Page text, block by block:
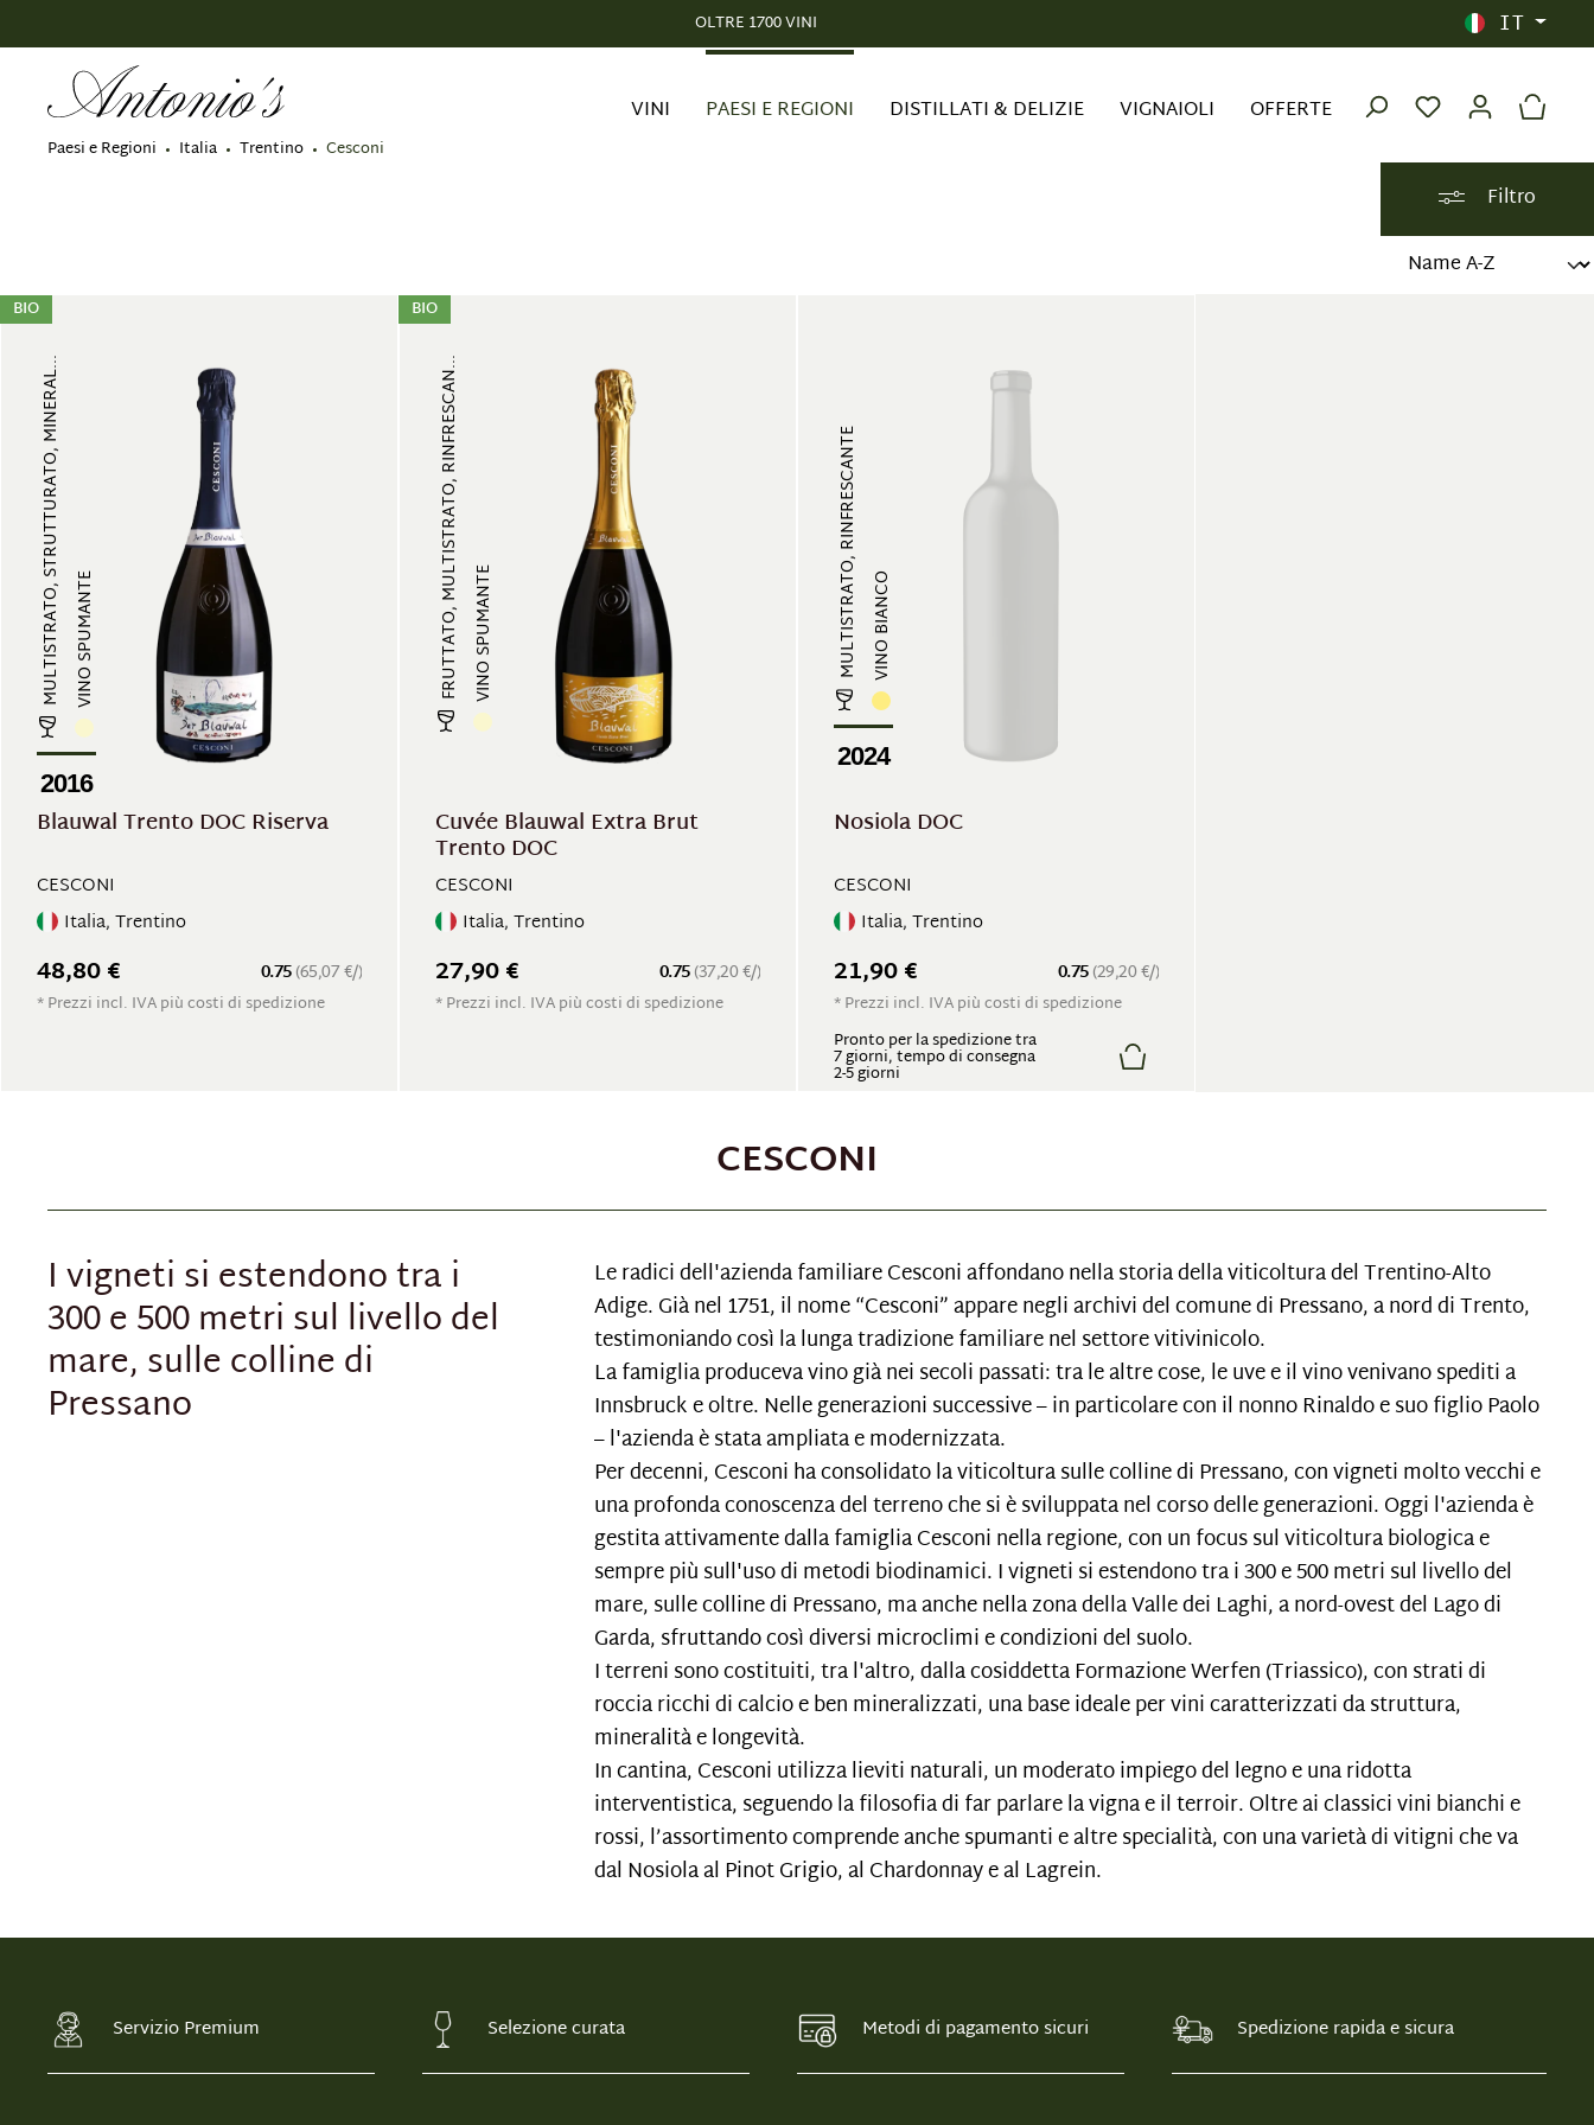
OLTRE 1700 VINI IT
Paesi e Regioni Italia Trentino Cesconi
VINI PAESI E REGIONI DISTILLATI & DELIZIE VIGNAIOLI OFFERTE
Filtro
BIO
MULTISTRATO, STRUTTURATO, MINERAL...VINO SPUMANTE
2016
Blauwal Trento DOC Riserva
CESCONI
Italia, Trentino
0.75(65,07 €/)
48,80 €
* Prezzi incl. IVA più costi di spedizione
BIO
FRUTTATO, MULTISTRATO, RINFRESCAN...VINO SPUMANTE
Cuvée Blauwal Extra Brut
Trento DOC
CESCONI
Italia, Trentino
0.75(37,20 €/)
27,90 €
* Prezzi incl. IVA più costi di spedizione
MULTISTRATO, RINFRESCANTEVINO BIANCO
2024
Nosiola DOC
CESCONI
Italia, Trentino
0.75(29,20 €/)
21,90 €
* Prezzi incl. IVA più costi di spedizione
Pronto per la spedizione tra
7 giorni, tempo di consegna
2-5 giorni
CESCONI
I vigneti si estendono tra i
300 e 500 metri sul livello del
mare, sulle colline di
Pressano
Le radici dell'azienda familiare Cesconi affondano nella storia della viticoltura del Trentino-Alto
Adige. Già nel 1751, il nome “Cesconi” appare negli archivi del comune di Pressano, a nord di Trento,
testimoniando così la lunga tradizione familiare nel settore vitivinicolo.
La famiglia produceva vino già nei secoli passati: tra le altre cose, le uve e il vino venivano spediti a
Innsbruck e oltre. Nelle generazioni successive – in particolare con il nonno Rinaldo e suo figlio Paolo
– l'azienda è stata ampliata e modernizzata.
Per decenni, Cesconi ha consolidato la viticoltura sulle colline di Pressano, con vigneti molto vecchi e
una profonda conoscenza del terreno che si è sviluppata nel corso delle generazioni. Oggi l'azienda è
gestita attivamente dalla famiglia Cesconi nella regione, con un focus sul viticoltura biologica e
sempre più sull'uso di metodi biodinamici. I vigneti si estendono tra i 300 e 500 metri sul livello del
mare, sulle colline di Pressano, ma anche nella zona della Valle dei Laghi, a nord-ovest del Lago di
Garda, sfruttando così diversi microclimi e condizioni del suolo.
I terreni sono costituiti, tra l'altro, dalla cosiddetta Formazione Werfen (Triassico), con strati di
roccia ricchi di calcio e ben mineralizzati, una base ideale per vini caratterizzati da struttura,
mineralità e longevità.
In cantina, Cesconi utilizza lieviti naturali, un moderato impiego del legno e una ridotta
interventistica, seguendo la filosofia di far parlare la vigna e il terroir. Oltre ai classici vini bianchi e
rossi, l’assortimento comprende anche spumanti e altre specialità, con una varietà di vitigni che va
dal Nosiola al Pinot Grigio, al Chardonnay e al Lagrein.
Servizio Premium Selezione curata Metodi di pagamento sicuri Spedizione rapida e sicura